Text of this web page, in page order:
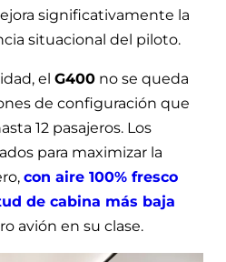
significativamente la
situacional del piloto.
el G400 no se queda
de configuración que
12 pasajeros. Los
para maximizar la
con aire 100% fresco
de cabina más baja
avión en su clase.